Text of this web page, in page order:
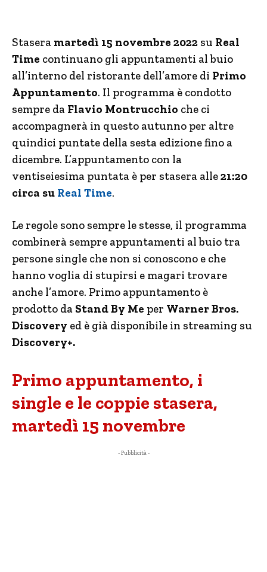
Stasera martedì 15 novembre 2022 su Real
Time continuano gli appuntamenti al buio
all’interno del ristorante dell’amore di Primo
Appuntamento. Il programma è condotto
sempre da Flavio Montrucchio che ci
accompagnerà in questo autunno per altre
quindici puntate della sesta edizione fino a
dicembre. L’appuntamento con la
ventiseiesima puntata è per stasera alle21:20
circa su Real Time.
Le regole sono sempre le stesse, il programma
combinerà sempre appuntamenti al buio tra
persone single che non si conoscono e che
hanno voglia di stupirsi e magari trovare
anche l’amore. Primo appuntamento è
prodotto da Stand By Me per Warner Bros.
Discovery ed è già disponibile in streaming su
Discovery+.
Primo appuntamento, i
single e le coppie stasera,
martedì 15 novembre
- Pubblicità -